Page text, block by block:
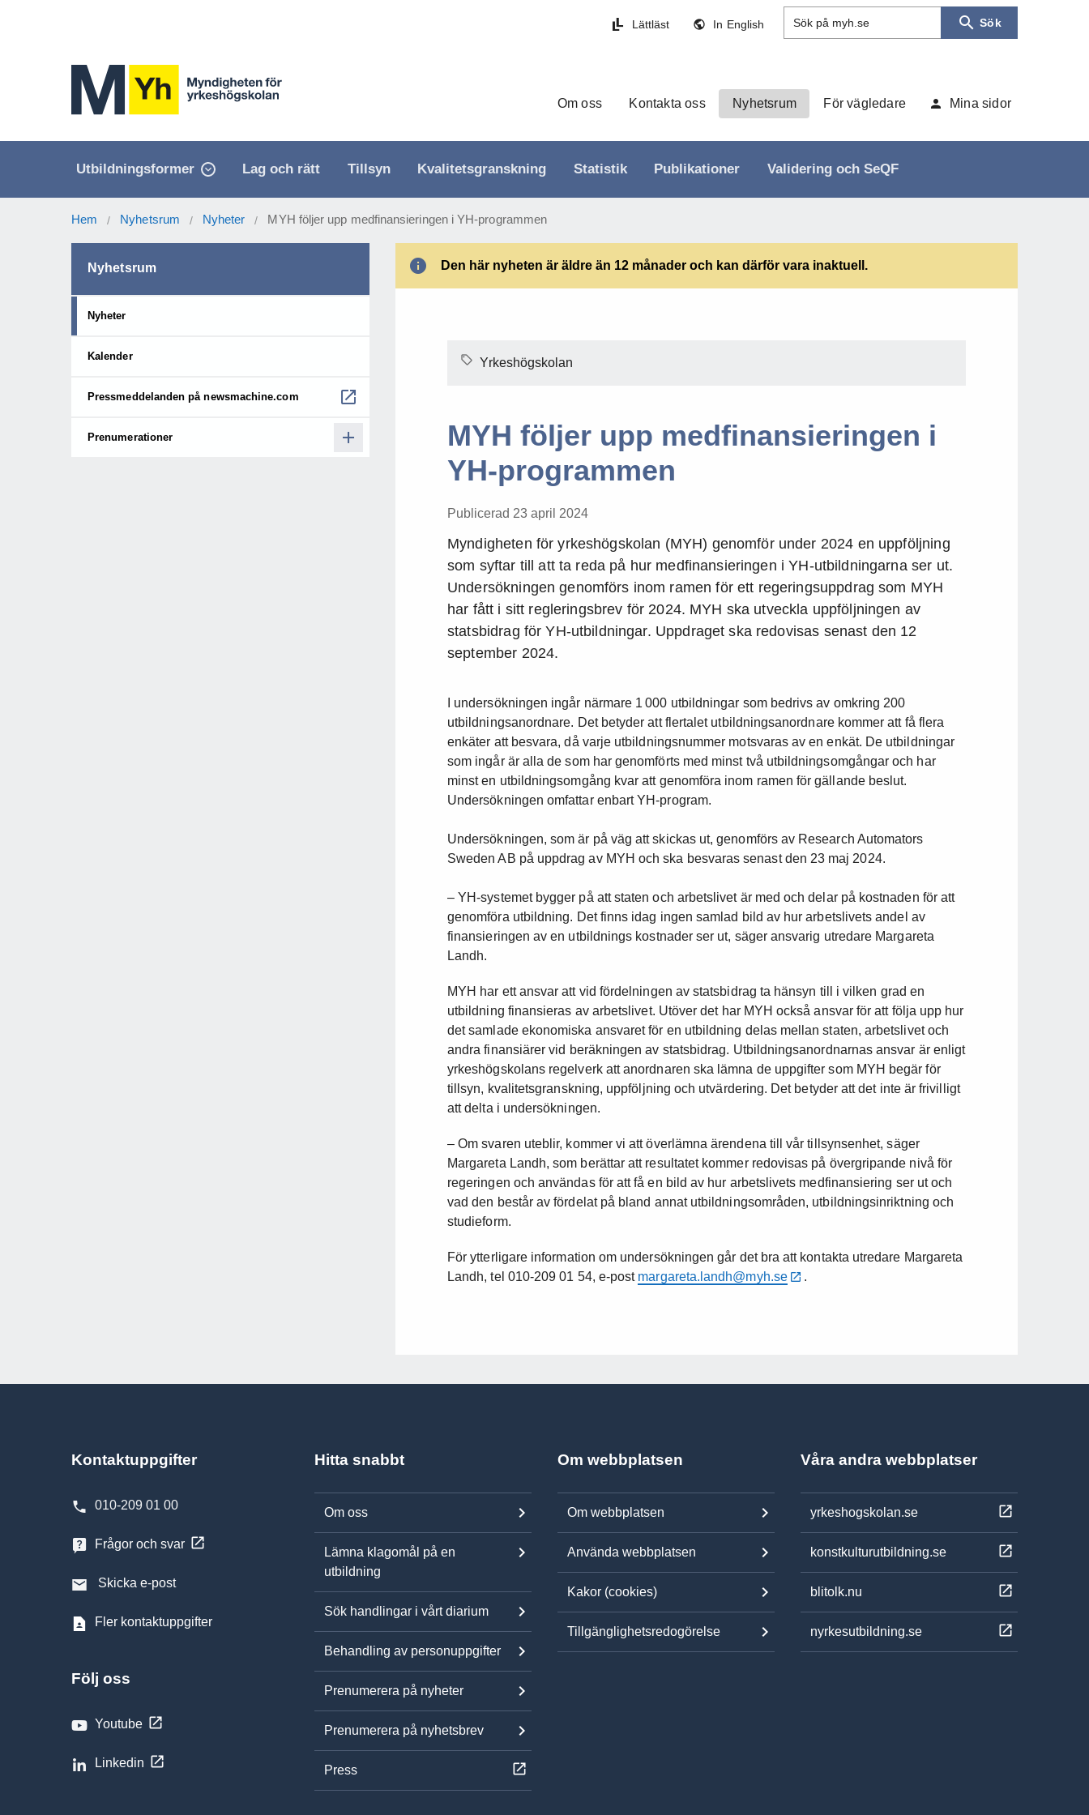
Lättläst In English Sök på myh.se Sök
Om oss Kontakta oss Nyhetsrum För vägledare Mina sidor
Utbildningsformer Lag och rätt Tillsyn Kvalitetsgranskning Statistik Publikationer Validering och SeQF
Hem / Nyhetsrum / Nyheter / MYH följer upp medfinansieringen i YH-programmen
Den här nyheten är äldre än 12 månader och kan därför vara inaktuell.
Yrkeshögskolan
MYH följer upp medfinansieringen i
YH-programmen
Publicerad 23 april 2024
Myndigheten för yrkeshögskolan (MYH) genomför under 2024 en uppföljning
som syftar till att ta reda på hur medfinansieringen i YH-utbildningarna ser ut.
Undersökningen genomförs inom ramen för ett regeringsuppdrag som MYH
har fått i sitt regleringsbrev för 2024. MYH ska utveckla uppföljningen av
statsbidrag för YH-utbildningar. Uppdraget ska redovisas senast den 12
september 2024.
I undersökningen ingår närmare 1 000 utbildningar som bedrivs av omkring 200
utbildningsanordnare. Det betyder att flertalet utbildningsanordnare kommer att få flera
enkäter att besvara, då varje utbildningsnummer motsvaras av en enkät. De utbildningar
som ingår är alla de som har genomförts med minst två utbildningsomgångar och har
minst en utbildningsomgång kvar att genomföra inom ramen för gällande beslut.
Undersökningen omfattar enbart YH-program.
Undersökningen, som är på väg att skickas ut, genomförs av Research Automators
Sweden AB på uppdrag av MYH och ska besvaras senast den 23 maj 2024.
– YH-systemet bygger på att staten och arbetslivet är med och delar på kostnaden för att
genomföra utbildning. Det finns idag ingen samlad bild av hur arbetslivets andel av
finansieringen av en utbildnings kostnader ser ut, säger ansvarig utredare Margareta
Landh.
MYH har ett ansvar att vid fördelningen av statsbidrag ta hänsyn till i vilken grad en
utbildning finansieras av arbetslivet. Utöver det har MYH också ansvar för att följa upp hur
det samlade ekonomiska ansvaret för en utbildning delas mellan staten, arbetslivet och
andra finansiärer vid beräkningen av statsbidrag. Utbildningsanordnarnas ansvar är enligt
yrkeshögskolans regelverk att anordnaren ska lämna de uppgifter som MYH begär för
tillsyn, kvalitetsgranskning, uppföljning och utvärdering. Det betyder att det inte är frivilligt
att delta i undersökningen.
– Om svaren uteblir, kommer vi att överlämna ärendena till vår tillsynsenhet, säger
Margareta Landh, som berättar att resultatet kommer redovisas på övergripande nivå för
regeringen och användas för att få en bild av hur arbetslivets medfinansiering ser ut och
vad den består av fördelat på bland annat utbildningsområden, utbildningsinriktning och
studieform.
För ytterligare information om undersökningen går det bra att kontakta utredare Margareta
Landh, tel 010-209 01 54, e-post margareta.landh@myh.se .
Nyhetsrum
Nyheter
Kalender
Pressmeddelanden på newsmachine.com
Prenumerationer
Kontaktuppgifter
010-209 01 00
Frågor och svar
Skicka e-post
Fler kontaktuppgifter
Följ oss
Youtube
Linkedin
Hitta snabbt
Om oss
Lämna klagomål på en
utbildning
Sök handlingar i vårt diarium
Behandling av personuppgifter
Prenumerera på nyheter
Prenumerera på nyhetsbrev
Press
Om webbplatsen
Om webbplatsen
Använda webbplatsen
Kakor (cookies)
Tillgänglighetsredogörelse
Våra andra webbplatser
yrkeshogskolan.se
konstkulturutbildning.se
blitolk.nu
nyrkesutbildning.se